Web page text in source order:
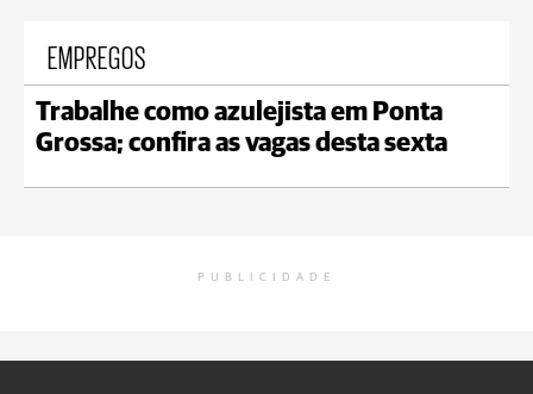
EMPREGOS
Trabalhe como azulejista em Ponta
Grossa; confira as vagas desta sexta
PUBLICIDADE